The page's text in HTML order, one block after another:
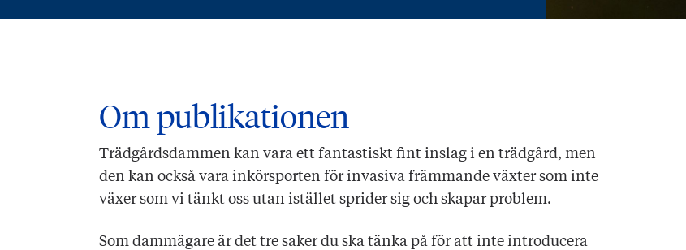
Om publikationen
Trädgårdsdammen kan vara ett fantastiskt fint inslag i en trädgård, men
den kan också vara inkörsporten för invasiva främmande växter som inte
växer som vi tänkt oss utan istället sprider sig och skapar problem.
Som dammägare är det tre saker du ska tänka på för att inte introducera